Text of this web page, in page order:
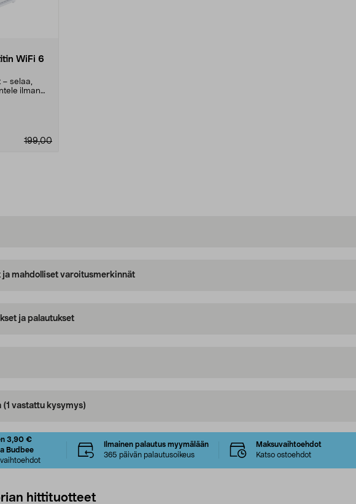
WiFi 6
– selaa,
ilman
199,00
ja mahdolliset varoitusmerkinnät
ja palautukset
(1 vastattu kysymys)
3,90 €
Budbee
Ilmainen palautus myymälään
365 päivän palautusoikeus
Maksuvaihtoehdot
Katso ostoehdot
hittituotteet